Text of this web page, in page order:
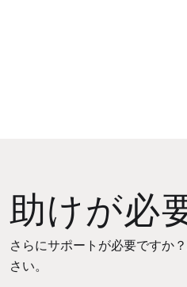
助けが必
さらにサポートが必要ですか
さい。